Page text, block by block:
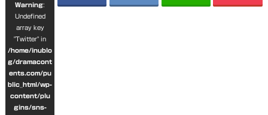
Warning:
Undefined
array key
"Twitter" in
/home/inublo
g/dramacont
ents.com/pu
blic_html/wp-
content/plu
gins/sns-